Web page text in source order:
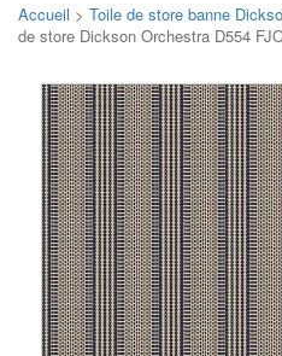
Accueil > Toile de store banne
de store Dickson Orchestra D554